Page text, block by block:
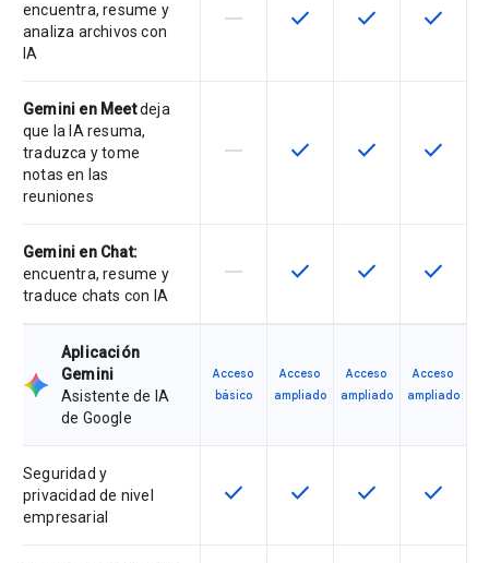
encuentra, resume y
analiza archivos con
IA
Esta función no es compatible con
horizontal_rule Esta función está
check Esta función
check Esta
check
Gemini en Meetdeja
que la IA resuma,
traduzca y tome
notas en las
reuniones
Esta función no es compatible con
horizontal_rule Esta función está
check Esta función
check Esta
check
Gemini en Chat:
encuentra, resume y
traduce chats con IA
Esta función no es compatible con
horizontal_rule Esta función está
check Esta función
check Esta
check
Aplicación
Gemini
Asistente de IA
de Google
Acceso
básico
Acceso
ampliado
Acceso
ampliado
Acceso
ampliado
Seguridad y
privacidad de nivel
empresarial
Esta función está disponible para
check Esta función está
check Esta función
check Esta
check